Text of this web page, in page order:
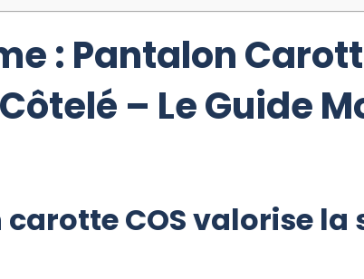
: Pantalon
– Le Guide
COS valorise